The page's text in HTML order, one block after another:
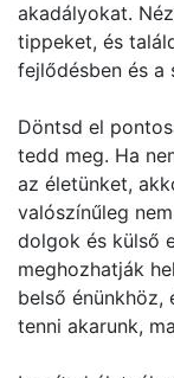
akadályokat.
tippeket, és
fejlődésben és a
Döntsd el
tedd meg. Ha
az életünket,
valószínűleg
dolgok és külső
meghozhatják
belső énünkhöz,
tenni akarunk,